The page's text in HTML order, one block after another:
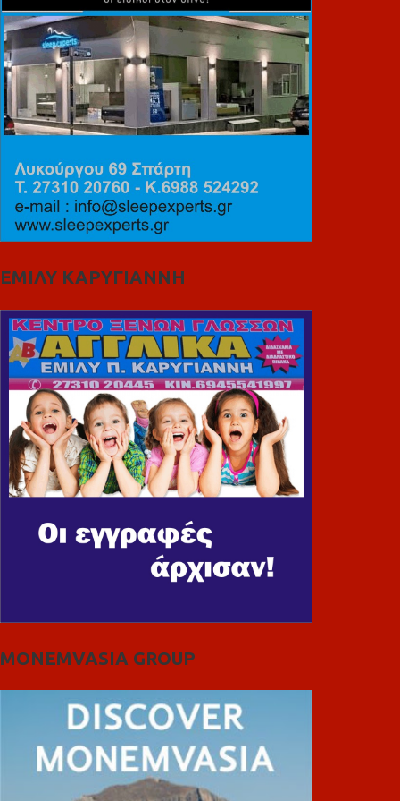
ΕΜΙΛΥ ΚΑΡΥΓΙΑΝΝΗ
MONEMVASIA GROUP